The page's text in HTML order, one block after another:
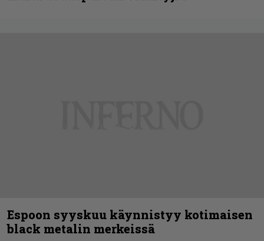
Espoon syyskuu käynnistyy kotimaisen
black metalin merkeissä